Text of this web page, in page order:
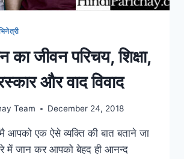
का जीवन परिचय, शिक्षा,
और वाद विवाद
Team December 24, 2018
एक ऐसे व्यक्ति की बात बताने जा
में जान कर आपको बेहद ही आनन्द